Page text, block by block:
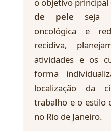
de pele seja
oncológica e
recidiva,
atividades e os
forma
localização da
trabalho e o estilo
no Rio de Janeiro.